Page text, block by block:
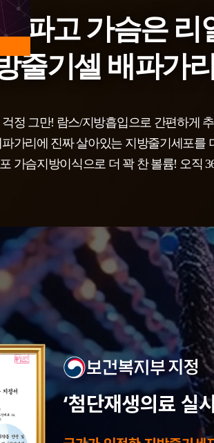
파고 가슴은 리
줄기셀 배파가리
정 그만! 람스/지방흡입으로 간편하게
가리에 진짜 살아있는 지방줄기세포를
가슴지방이식으로 더 꽉 찬 볼륨! 오직
‘첨단재생의료 실